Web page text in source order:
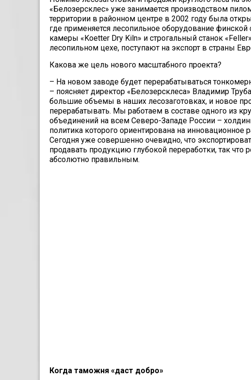
«Белозерсклес» уже занимается произ­водством
территории в районном центре в 2002 году была
где приме­няется лесопильное оборудование
камеры «Koetter Dry Kiln» и строгальный станок
лесопильном цехе, поступают на экспорт в страны
Какова же цель нового мас­штабного проекта?
– На новом заводе будет пере­рабатываться
– поясняет директор «Белозер­склеса» Владимир
большие объемы в наших лесоза­готовках, и новое
перера­батывать. Мы работаем в составе одного из
объединений на всем Северо-Западе России –
политика которого ориентирована на инновационное
Се­годня уже совершенно очевидно, что
продавать про­дукцию глубокой переработки, так
абсолютно правильным.
Когда таможня «даст добро»